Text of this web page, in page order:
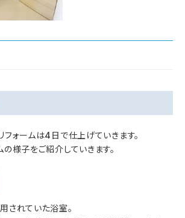
フォームは4日で仕上げていきます。
の様子をご紹介していきます。
されていた浴室。